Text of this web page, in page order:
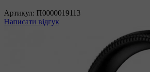
Артикул: П0000019113
Написати відгук